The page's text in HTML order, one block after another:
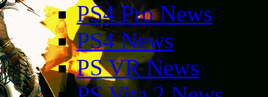
PS4 Pro News
PS4 News
PS VR News